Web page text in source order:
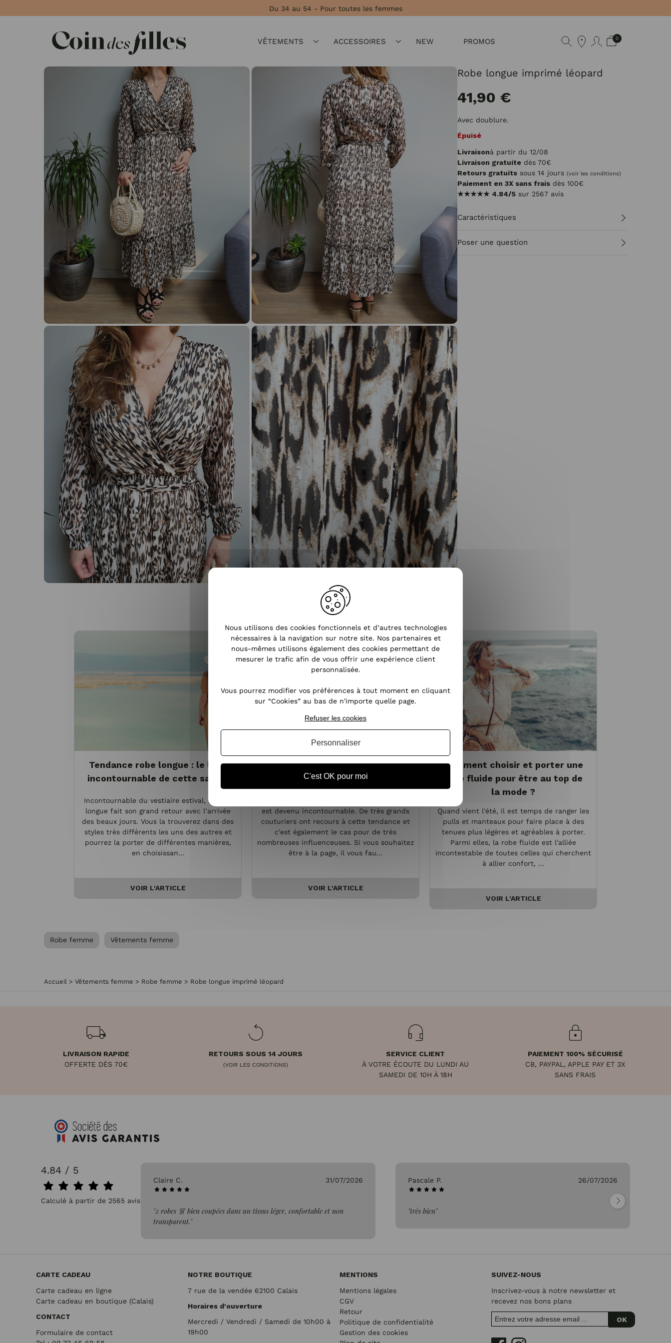
Du 34 au 54 - Pour toutes les femmes
VÊTEMENTS ACCESSOIRES NEW PROMOS 0
Robe longue imprimé léopard
41,90 €
Avec doublure.
Épuisé
Livraisonà partir du 12/08
Livraison gratuite dès 70€
Retours gratuits sous 14 jours (voir les conditions)
Paiement en 3X sans frais dès 100€
★★★★★ 4.84/5 sur 2567 avis
Caractéristiques
Poser une question
Tendances
Tendance robe longue : le look
incontournable de cette saison
Incontournable du vestiaire estival, la robe
longue fait son grand retour avec l’arrivée
des beaux jours. Vous la trouverez dans des
styles très différents les uns des autres et
pourrez la porter de différentes manières,
en choisissan...
VOIR L'ARTICLE
L'imprimé fleuri,
l'incontournable des tendances
est devenu incontournable. De très grands
couturiers ont recours à cette tendance et
c’est également le cas pour de très
nombreuses influenceuses. Si vous souhaitez
être à la page, il vous fau...
VOIR L'ARTICLE
Comment choisir et porter une
robe fluide pour être au top de
la mode ?
Quand vient l'été, il est temps de ranger les
pulls et manteaux pour faire place à des
tenues plus légères et agréables à porter.
Parmi elles, la robe fluide est l'alliée
incontestable de toutes celles qui cherchent
à allier confort, ...
VOIR L'ARTICLE
Robe femme Vêtements femme
Accueil > Vêtements femme > Robe femme > Robe longue imprimé léopard
LIVRAISON RAPIDE
OFFERTE DÈS 70€
RETOURS SOUS 14 JOURS
(VOIR LES CONDITIONS)
SERVICE CLIENT
À VOTRE ÉCOUTE DU LUNDI AU
SAMEDI DE 10H À 18H
PAIEMENT 100% SÉCURISÉ
CB, PAYPAL, APPLE PAY ET 3X
SANS FRAIS
4.84 / 5
Calculé à partir de 2565 avis.
31/07/2026 Claire C. 31/07/2026
"2 robes 👗 bien coupées dans un tissus léger, confortable et non
transparent."
Pascale P. 26/07/2026
"très bien"
CARTE CADEAU
Carte cadeau en ligne
Carte cadeau en boutique (Calais)
CONTACT
Formulaire de contact
NOTRE BOUTIQUE
7 rue de la vendée 62100 Calais
Horaires d'ouverture
Mercredi / Vendredi / Samedi de 10h00 à
19h00
MENTIONS
Mentions légales
CGV
Retour
Politique de confidentialité
Gestion des cookies
SUIVEZ-NOUS
Inscrivez-vous à notre newsletter et
recevez nos bons plans
OK
Nous utilisons des cookies fonctionnels et d’autres technologies
nécessaires à la navigation sur notre site. Nos partenaires et
nous-mêmes utilisons également des cookies permettant de
mesurer le trafic afin de vous offrir une expérience client
personnalisée.
Vous pourrez modifier vos préférences à tout moment en cliquant
sur “Cookies” au bas de n'importe quelle page.
C'est OK pour moi
Refuser les cookies
Personnaliser